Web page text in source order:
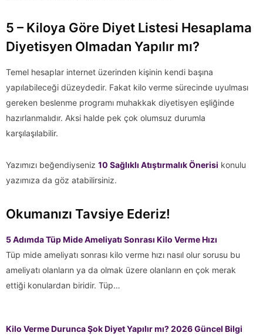
5 – Kiloya Göre Diyet Listesi Hesaplama
Diyetisyen Olmadan Yapılır mı?
Temel hesaplar internet üzerinden kişinin kendi başına
yapılabileceği düzeydedir. Fakat kilo verme sürecinde uyulması
gereken beslenme programı muhakkak diyetisyen eşliğinde
hazırlanmalıdır. Aksi halde pek çok olumsuz durumla
karşılaşılabilir.
Yazımızı beğendiyseniz 10 Sağlıklı Atıştırmalık Önerisi konulu
yazımıza da göz atabilirsiniz.
Okumanızı Tavsiye Ederiz!
5 Adımda Tüp Mide Ameliyatı Sonrası Kilo Verme Hızı
Tüp mide ameliyatı sonrası kilo verme hızı nasıl olur sorusu bu
ameliyatı olanların ya da olmak üzere olanların en çok merak
ettiği konulardan biridir. Tüp…
Kilo Verme Durunca Şok Diyet Yapılır mı? 2026 Güncel Bilgi